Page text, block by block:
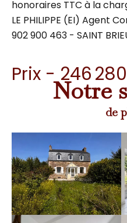
honoraires TTC à la
LE PHILIPPE (EI) Agent
902 900 463 - SAINT
Prix - 246
Notre
de